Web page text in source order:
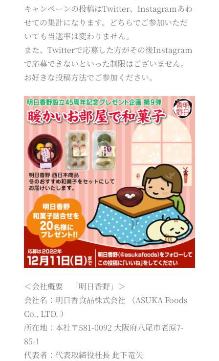
キャンペーンの投稿はTwitter、Instagramあわ
せての集計になります。どちらでご参加いただ
いても当選率は変わりません。
また、Twitterで応募した方がその後Instagram
で応募できないといった制限はございません。
お好きな投稿方法でご参加ください。
＜会社概要 「明日香野」＞
会社名：明日香食品株式会社 （ASUKA Foods
Co., LTD. ）
所在地：本社〒581-0092 大阪府八尾市老原7-
85-1
代表者：代表取締役社長 此下竜矢